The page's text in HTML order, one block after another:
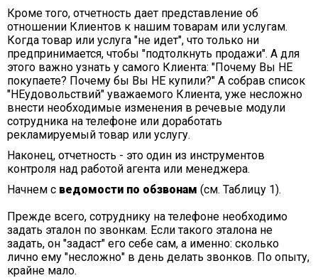
Кроме того, отчетность дает представление об
отношении Клиентов к нашим товарам или услугам.
Когда товар или услуга "не идет", что только ни
предпринимается, чтобы "подтолкнуть продажи". А для
этого важно узнать у самого Клиента: "Почему Вы НЕ
покупаете? Почему бы Вы НЕ купили?" А собрав список
"НЕудовольствий" уважаемого Клиента, уже несложно
внести необходимые изменения в речевые модули
сотрудника на телефоне или доработать
рекламируемый товар или услугу.
Наконец, отчетность - это один из инструментов
контроля над работой агента или менеджера.
Начнем с ведомости по обзвонам (см. Таблицу 1).
Прежде всего, сотруднику на телефоне необходимо
задать эталон по звонкам. Если такого эталона не
задать, он "задаст" его себе сам, а именно: сколько
лично ему "несложно" в день делать звонков. По опыту,
крайне мало.